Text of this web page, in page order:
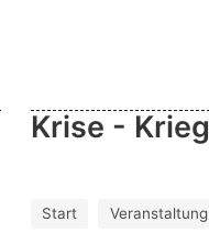
Krise - Krieg
Start Veranstaltung